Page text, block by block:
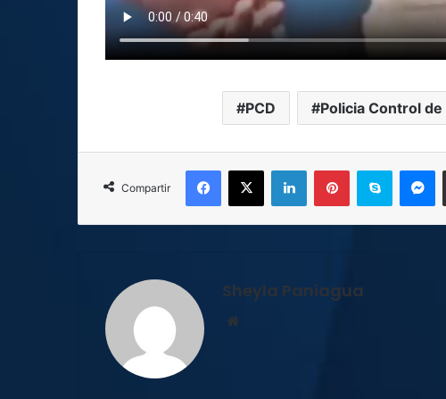
PCD Policia Control
Compartir
Facebook
X LinkedInPinterestSkype
Sheyla Paniagua